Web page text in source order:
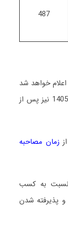
487
خواهد شد
و زمان اعلام نتایج انتخاب رشته دکتری آزاد 1405 نیز پس از
زمان مصاحبه
نسبت به کسب
پذیرفته شدن